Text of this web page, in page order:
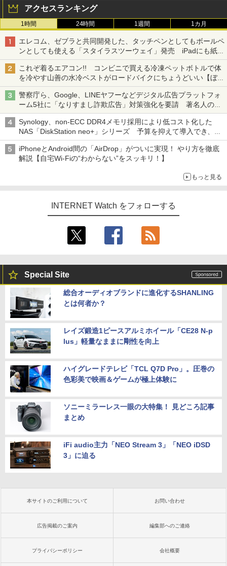
アクセスランキング
1時間 24時間 1週間 1カ月
エレコム、ゼブラと共同開発した、タッチペンとしてもボールペ
ンとしても使える「スタイラスツーウェイ」発売 iPadにも紙に
も、持ち替えずに書き込める
これぞ着るエアコン!! コンビニで買える冷凍ペットボトルで体
を冷やす山善の水冷ベストがロードバイクにちょうどいい【ぼっ
ち・ざ・ろーど！その14】【空いた時間でなにしてる？】
警察庁ら、Google、LINEヤフーなどデジタル広告プラットフォ
ーム5社に「なりすまし詐欺広告」対策強化を要請 著名人の写
真や映像を使った投資詐欺などへの対策として
Synology、non-ECC DDR4メモリ採用により低コスト化した
NAS「DiskStation neo+」シリーズ 予算を抑えて導入でき、
ECCメモリへのアップグレードも可能
iPhoneとAndroid間の「AirDrop」がついに実現！ やり方を徹底
解説【自宅Wi-Fiの“わからない”をスッキリ！】
もっと見る
INTERNET Watch をフォローする
Special Site
総合オーディオブランドに進化するSHANLING
とは何者か？
レイズ鍛造1ピースアルミホイール「CE28 N-p
lus」軽量なままに剛性を向上
ハイグレードテレビ「TCL Q7D Pro」。圧巻の
色彩美で映画＆ゲームが極上体験に
ソニーミラーレス一眼の大特集！ 見どころ記事
まとめ
iFi audio主力「NEO Stream 3」「NEO iDSD
3」に迫る
本サイトのご利用について お問い合わせ
広告掲載のご案内 編集部へのご連絡
プライバシーポリシー 会社概要